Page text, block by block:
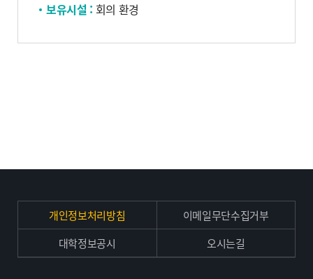
보유시설 : 회의 환경
개인정보처리방침
이메일무단수집거부
대학정보공시
오시는길